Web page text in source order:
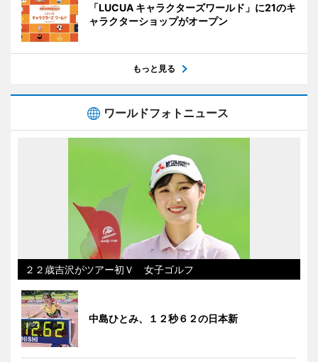
「LUCUA キャラクターズワールド」に21のキ
ャラクターショップがオープン
もっと見る
ワールドフォトニュース
２２歳吉沢がツアー初Ｖ 女子ゴルフ
中島ひとみ、１２秒６２の日本新